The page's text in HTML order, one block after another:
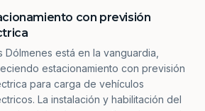
con previsión
Dólmenes está en la vanguardia,
estacionamiento con previsión
para carga de vehículos
La instalación y habilitación del